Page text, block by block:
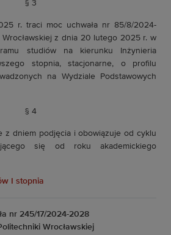
§ 3
r. traci moc uchwała nr 85/8/2024-
z dnia 20 lutego 2025 r. w
studiów na kierunku Inżynieria
stopnia, stacjonarne, o profilu
na Wydziale Podstawowych
§ 4
z dniem podjęcia i obowiązuje od cyklu
się od roku akademickiego
I stopnia
nr 245/17/2024-2028
Wrocławskiej